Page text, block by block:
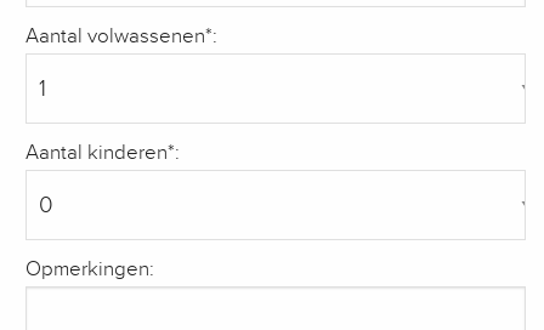
Aantal volwassenen*:
Aantal kinderen*:
Opmerkingen: